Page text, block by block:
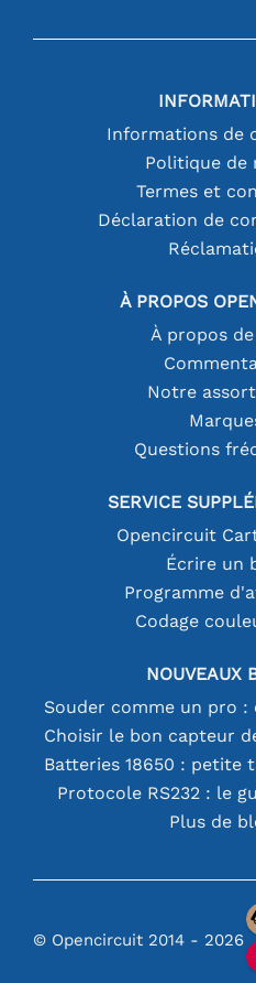
Informations de
Politique de
Termes et
Déclaration de
À PROPOS
À propos
Notre
Questions
SERVICE
Opencircuit
Écrire un
Programme
Codage
NOUVEAUX
Protocole RS232 : le
Plus de
© Opencircuit 2014 - 2026